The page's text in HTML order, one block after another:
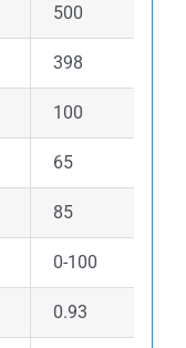
500
398
100
65
85
0-100
0.93